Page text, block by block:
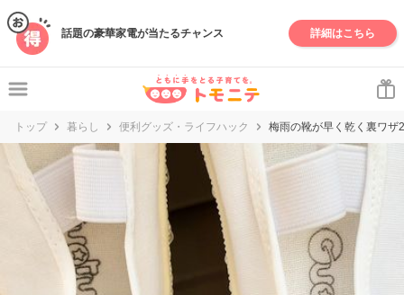
話題の豪華家電が当たるチャンス 詳細はこちら
トップ 暮らし 便利グッズ・ライフハック 梅雨の靴が早く乾く裏ワザ